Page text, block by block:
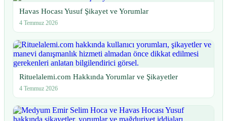
Havas Hocası Yusuf Şikayet ve Yorumlar
4 Temmuz 2026
Rituelalemi.com Hakkında Yorumlar ve Şikayetler
4 Temmuz 2026